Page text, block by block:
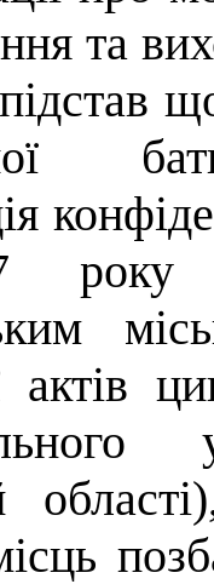
та
актів
області)